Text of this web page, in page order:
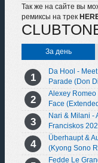
Так же на сайте вы
ремиксы на трек
За день
Da Hool -
Parade (Don
Alexey Romeo
Face
Nari & Milani -
Franciskos
Überhaupt &
(Kyong Sono
Fedde Le